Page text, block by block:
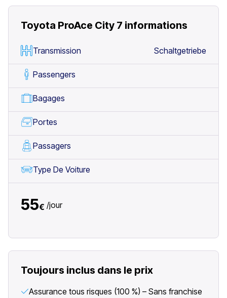
Toyota ProAce City 7 informations
Transmission Schaltgetriebe
Passengers
Bagages
Portes
Passagers
Type De Voiture
55€ /jour
Toujours inclus dans le prix
Assurance tous risques (100 %) – Sans franchise